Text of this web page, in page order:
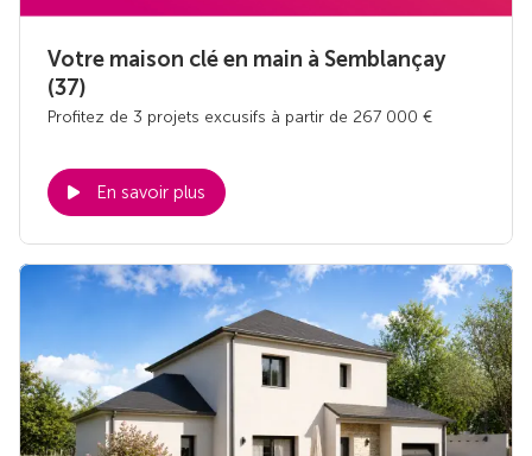
Votre maison clé en main à Semblançay
(37)
Profitez de 3 projets excusifs à partir de 267 000 €
En savoir plus